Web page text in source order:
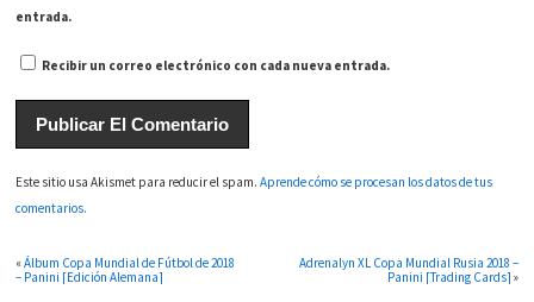
entrada.
Recibir un correo electrónico con cada nueva entrada.
Este sitio usa Akismet para reducir el spam.Aprende cómo se procesan los datos de tus
comentarios.
«Álbum Copa Mundial de Fútbol de 2018
– Panini [Edición Alemana]
Adrenalyn XL Copa Mundial Rusia 2018 –
Panini [Trading Cards] »